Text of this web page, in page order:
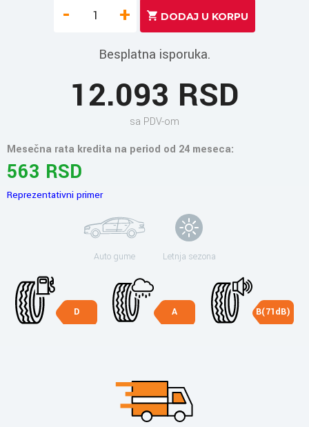
- +
Besplatna isporuka.
12.093 RSD
sa PDV-om
Mesečna rata kredita na period od 24 meseca:
563 RSD
Reprezentativni primer
Auto gume Letnja sezona
D A B(71dB)